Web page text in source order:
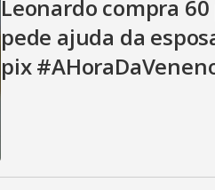
Leonardo compra 60
pede ajuda da
pix